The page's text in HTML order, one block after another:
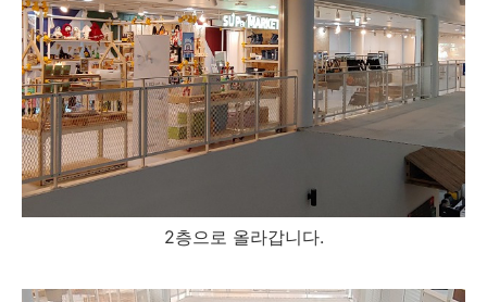
2층으로 올라갑니다.